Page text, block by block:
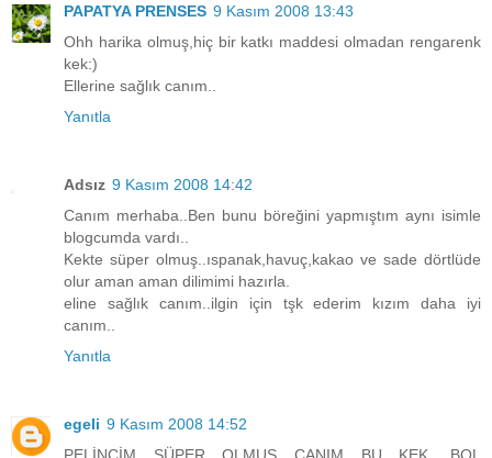
PAPATYA PRENSES 9 Kasım 2008 13:43
Ohh harika olmuş,hiç bir katkı maddesi olmadan rengarenk
kek:)
Ellerine sağlık canım..
Yanıtla
Adsız 9 Kasım 2008 14:42
Canım merhaba..Ben bunu böreğini yapmıştım aynı isimle
blogcumda vardı..
Kekte süper olmuş..ıspanak,havuç,kakao ve sade dörtlüde
olur aman aman dilimimi hazırla.
eline sağlık canım..ilgin için tşk ederim kızım daha iyi
canım..
Yanıtla
egeli 9 Kasım 2008 14:52